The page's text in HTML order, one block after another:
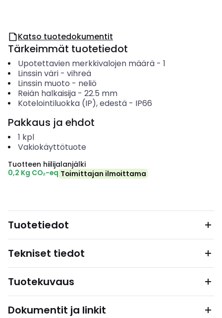
Katso tuotedokumentit
Tärkeimmät tuotetiedot
Upotettavien merkkivalojen määrä- 1
Linssin väri- vihreä
Linssin muoto - neliö
Reiän halkaisija- 22.5 mm
Kotelointiluokka (IP), edestä- IP66
Pakkaus ja ehdot
1 kpl
Vakiokäyttötuote
Tuotteen hiilijalanjälki
0,2 Kg CO₂-eq Toimittajan ilmoittama
Tuotetiedot
Tekniset tiedot
Tuotekuvaus
Dokumentit ja linkit